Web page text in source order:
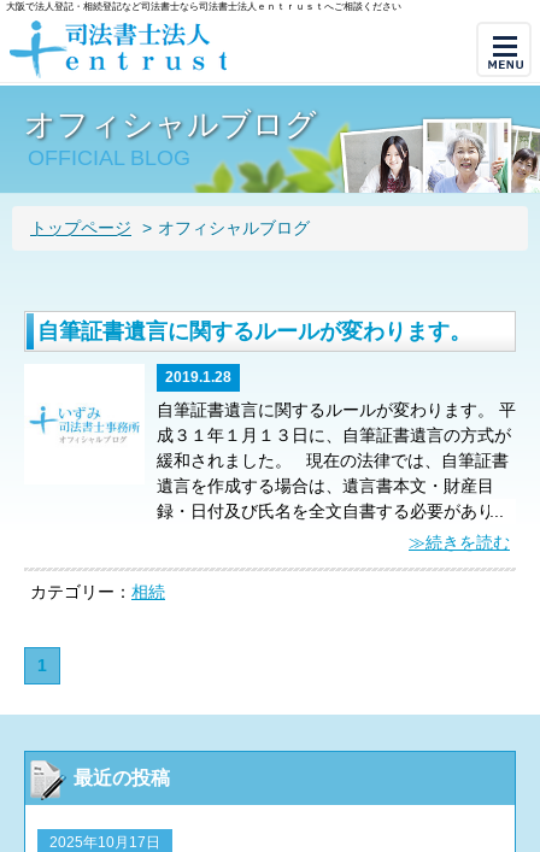
大阪で法人登記・相続登記など司法書士なら司法書士法人ｅｎｔｒｕｓｔへご相談ください
オフィシャルブログ
OFFICIAL BLOG
トップページ > オフィシャルブログ
自筆証書遺言に関するルールが変わります。
2019.1.28
自筆証書遺言に関するルールが変わります。
平
成３１年１月１３日に、自筆証書遺言の方式が
緩和されました。
現在の法律では、自筆証書
遺言を作成する場合は、遺言書本文・財産目
録・ 日付及び氏名を全文自書する必要がありま
したが、改正により、財産目録をパソコン等で
ようになりました。
れぞれ署名押印しなければなりません。押印に
いても大丈夫です。
に自筆証書遺言をする場合には、新しい方式に
ります。
≫続きを読む
カテゴリー： 相続
1
最近の投稿
2025年10月17日